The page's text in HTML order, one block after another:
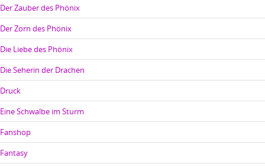
Der Zauber des Phönix
Der Zorn des Phönix
Die Liebe des Phönix
Die Seherin der Drachen
Druck
Eine Schwalbe im Sturm
Fanshop
Fantasy